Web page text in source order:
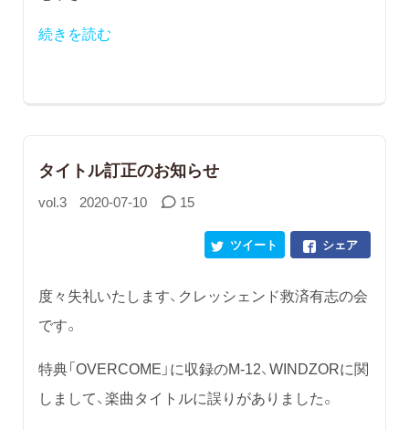
続きを読む
タイトル訂正のお知らせ
vol.3 2020-07-10 15
シェア
ツイート
度々失礼いたします、クレッシェンド救済有志の会
です。
特典「OVERCOME」に収録のM-12、WINDZORに関
しまして、楽曲タイトルに誤りがありました。